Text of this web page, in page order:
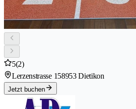
5(2)
Lerzenstrasse 158953 Dietikon
Jetzt buchen